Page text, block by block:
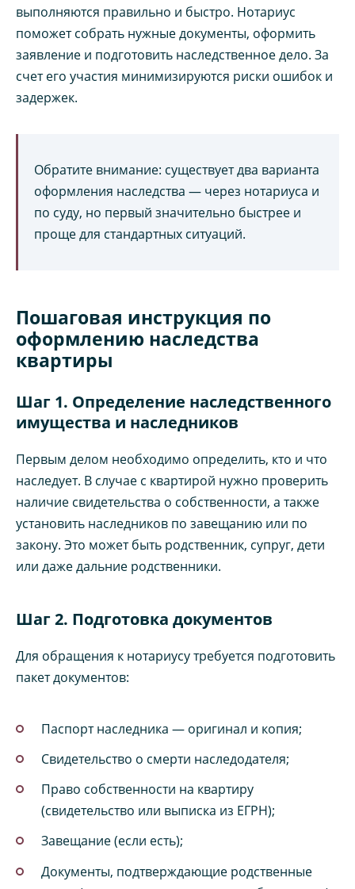
выполняются правильно и быстро. Нотариус
поможет собрать нужные документы, оформить
заявление и подготовить наследственное дело. За
счет его участия минимизируются риски ошибок и
задержек.
Обратите внимание: существует два варианта
оформления наследства — через нотариуса и
по суду, но первый значительно быстрее и
проще для стандартных ситуаций.
Пошаговая инструкция по
оформлению наследства
квартиры
Шаг 1. Определение наследственного
имущества и наследников
Первым делом необходимо определить, кто и что
наследует. В случае с квартирой нужно проверить
наличие свидетельства о собственности, а также
установить наследников по завещанию или по
закону. Это может быть родственник, супруг, дети
или даже дальние родственники.
Шаг 2. Подготовка документов
Для обращения к нотариусу требуется подготовить
пакет документов:
Паспорт наследника — оригинал и копия;
Свидетельство о смерти наследодателя;
Право собственности на квартиру
(свидетельство или выписка из ЕГРН);
Завещание (если есть);
Документы, подтверждающие родственные